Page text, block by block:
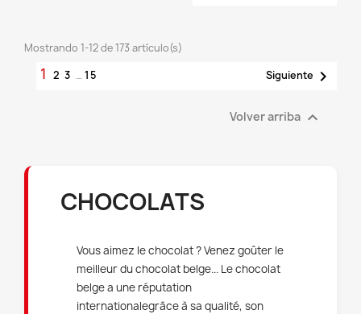
Mostrando 1-12 de 173 artículo(s)
1 23 … 15 Siguiente 
Volver arriba 
CHOCOLATS
Vous aimez le chocolat ? Venez goûter le
meilleur du chocolat belge... Le chocolat
belge a une réputation
internationalegrâce à sa qualité, son